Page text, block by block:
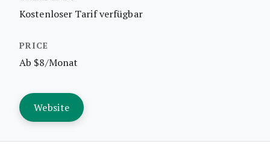
Kostenloser Tarif verfügbar
Ab $8/Monat
Website